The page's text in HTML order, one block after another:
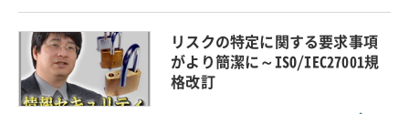
リスクの特定に関する要求事項
がより簡潔に～ISO/IEC27001規
格改訂